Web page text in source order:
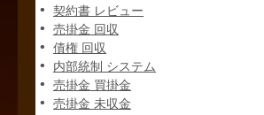
契約書 レビュー
売掛金 回収
債権 回収
内部統制 システム
売掛金 買掛金
売掛金 未収金